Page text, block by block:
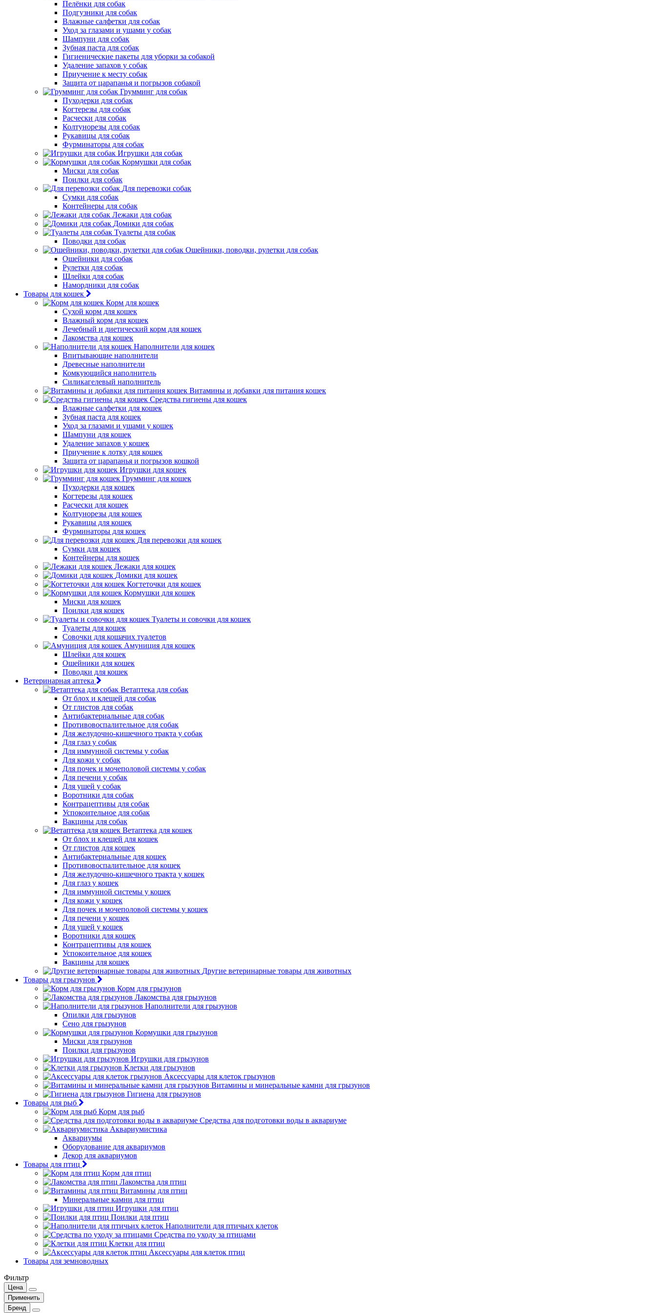
Пелёнки для собак
Подгузники для собак
Влажные салфетки для собак
Уход за глазами и ушами у собак
Шампуни для собак
Зубная паста для собак
Гигиенические пакеты для уборки за собакой
Удаление запахов у собак
Приучение к месту собак
Защита от царапанья и погрызов собакой
Грумминг для собак
Пуходерки для собак
Когтерезы для собак
Расчески для собак
Колтунорезы для собак
Рукавицы для собак
Фурминаторы для собак
Игрушки для собак
Кормушки для собак
Миски для собак
Поилки для собак
Для перевозки собак
Сумки для собак
Контейнеры для собак
Лежаки для собак
Домики для собак
Туалеты для собак
Поводки для собак
Ошейники, поводки, рулетки для собак
Ошейники для собак
Рулетки для собак
Шлейки для собак
Намордники для собак
Товары для кошек
Корм для кошек
Сухой корм для кошек
Влажный корм для кошек
Лечебный и диетический корм для кошек
Лакомства для кошек
Наполнители для кошек
Впитывающие наполнители
Древесные наполнители
Комкующийся наполнитель
Силикагелевый наполнитель
Витамины и добавки для питания кошек
Средства гигиены для кошек
Влажные салфетки для кошек
Зубная паста для кошек
Уход за глазами и ушами у кошек
Шампуни для кошек
Удаление запахов у кошек
Приучение к лотку для кошек
Защита от царапанья и погрызов кошкой
Игрушки для кошек
Грумминг для кошек
Пуходерки для кошек
Когтерезы для кошек
Расчески для кошек
Колтунорезы для кошек
Рукавицы для кошек
Фурминаторы для кошек
Для перевозки для кошек
Сумки для кошек
Контейнеры для кошек
Лежаки для кошек
Домики для кошек
Когтеточки для кошек
Кормушки для кошек
Миски для кошек
Поилки для кошек
Туалеты и совочки для кошек
Туалеты для кошек
Совочки для кошачих туалетов
Амуниция для кошек
Шлейки для кошек
Ошейники для кошек
Поводки для кошек
Ветеринарная аптека
Ветаптека для собак
От блох и клещей для собак
От глистов для собак
Антибактериальные для собак
Противовоспалительное для собак
Для желудочно-кишечного тракта у собак
Для глаз у собак
Для иммунной системы у собак
Для кожи у собак
Для почек и мочеполовой системы у собак
Для печени у собак
Для ушей у собак
Воротники для собак
Контрацептивы для собак
Успокоительное для собак
Вакцины для собак
Ветаптека для кошек
От блох и клещей для кошек
От глистов для кошек
Антибактериальные для кошек
Противовоспалительное для кошек
Для желудочно-кишечного тракта у кошек
Для глаз у кошек
Для иммунной системы у кошек
Для кожи у кошек
Для почек и мочеполовой системы у кошек
Для печени у кошек
Для ушей у кошек
Воротники для кошек
Контрацептивы для кошек
Успокоительное для кошек
Вакцины для кошек
Другие ветеринарные товары для животных
Товары для грызунов
Корм для грызунов
Лакомства для грызунов
Наполнители для грызунов
Опилки для грызунов
Сено для грызунов
Кормушки для грызунов
Миски для грызунов
Поилки для грызунов
Игрушки для грызунов
Клетки для грызунов
Аксессуары для клеток грызунов
Витамины и минеральные камни для грызунов
Гигиена для грызунов
Товары для рыб
Корм для рыб
Средства для подготовки воды в аквариуме
Аквариумистика
Аквариумы
Оборудование для аквариумов
Декор для аквариумов
Товары для птиц
Корм для птиц
Лакомства для птиц
Витамины для птиц
Минеральные камни для птиц
Игрушки для птиц
Поилки для птиц
Наполнители для птичьих клеток
Средства по уходу за птицами
Клетки для птиц
Аксессуары для клеток птиц
Товары для земноводных
Фильтр
Цена
Применить
Бренд